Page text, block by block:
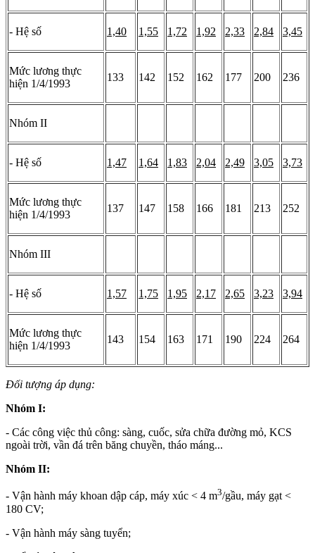
- Hệ số 1,40 1,55 1,72 1,92 2,33 2,84 3,45
Mức lương thực
hiện 1/4/1993
133 142 152 162 177 200 236
Nhóm II
- Hệ số 1,47 1,64 1,83 2,04 2,49 3,05 3,73
Mức lương thực
hiện 1/4/1993
137 147 158 166 181 213 252
Nhóm III
- Hệ số 1,57 1,75 1,95 2,17 2,65 3,23 3,94
Mức lương thực
hiện 1/4/1993
143 154 163 171 190 224 264
Đối tượng áp dụng:
Nhóm I:
- Các công việc thủ công: sàng, cuốc, sửa chữa đường mỏ, KCS
ngoài trời, vần đá trên băng chuyền, tháo máng...
Nhóm II:
- Vận hành máy khoan dập cáp, máy xúc < 4 m3/gầu, máy gạt <
180 CV;
- Vận hành máy sàng tuyển;